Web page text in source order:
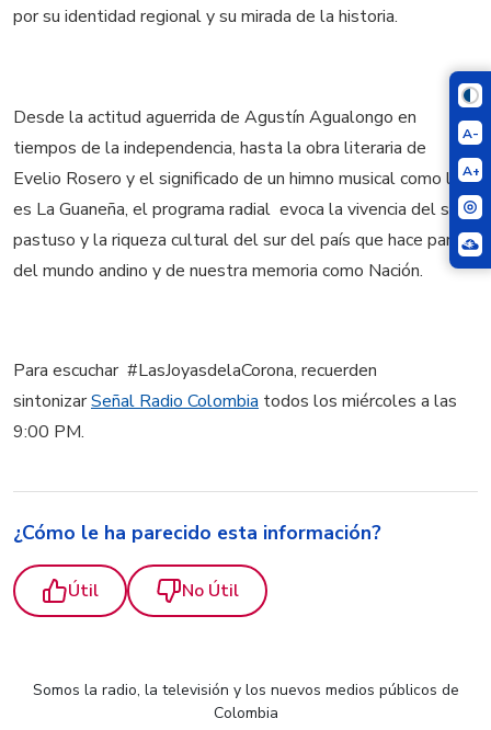
A-
A+
por su identidad regional y su mirada de la historia.
Desde la actitud aguerrida de Agustín Agualongo en
tiempos de la independencia, hasta la obra literaria de
Evelio Rosero y el significado de un himno musical como lo
es La Guaneña, el programa radial evoca la vivencia del ser
pastuso y la riqueza cultural del sur del país que hace parte
del mundo andino y de nuestra memoria como Nación.
Para escuchar #LasJoyasdelaCorona, recuerden
sintonizarSeñal Radio Colombia todos los miércoles a las
9:00 PM.
¿Cómo le ha parecido esta información?
Útil No Útil
Somos la radio, la televisión y los nuevos medios públicos de
Colombia